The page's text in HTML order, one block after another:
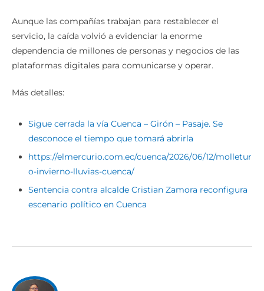
Aunque las compañías trabajan para restablecer el
servicio, la caída volvió a evidenciar la enorme
dependencia de millones de personas y negocios de las
plataformas digitales para comunicarse y operar.
Más detalles:
Sigue cerrada la vía Cuenca – Girón – Pasaje. Se
desconoce el tiempo que tomará abrirla
https://elmercurio.com.ec/cuenca/2026/06/12/molletur
o-invierno-lluvias-cuenca/
Sentencia contra alcalde Cristian Zamora reconfigura
escenario político en Cuenca